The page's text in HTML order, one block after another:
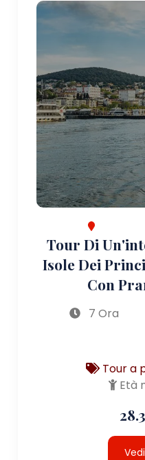
Tour Di
Isole Dei
Con
7 Ora
Tour a
Età